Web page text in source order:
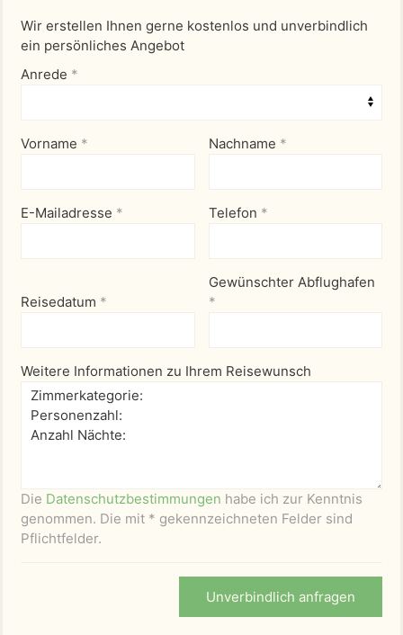
Wir erstellen Ihnen gerne kostenlos und unverbindlich
ein persönliches Angebot
Anrede *
Vorname * Nachname *
E-Mailadresse * Telefon *
Reisedatum *
Gewünschter Abflughafen
*
Weitere Informationen zu Ihrem Reisewunsch
Die Datenschutzbestimmungen habe ich zur Kenntnis
genommen. Die mit * gekennzeichneten Felder sind
Pflichtfelder.
Unverbindlich anfragen